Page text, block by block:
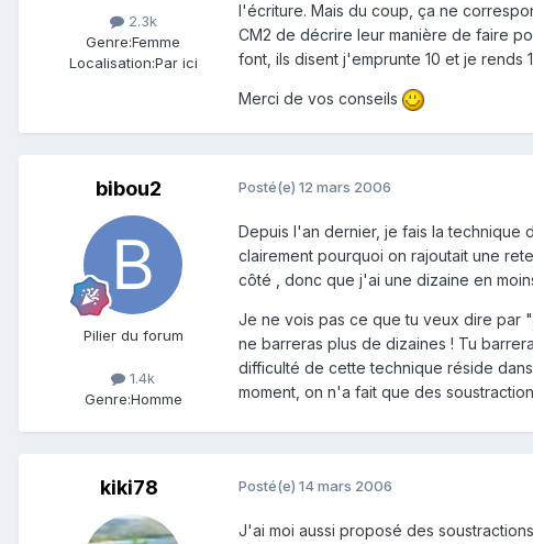
2.3k
Genre:Femme
Localisation:Par ici
l'écriture. Mais du coup, ça ne
CM2 de décrire leur manière de faire
font, ils disent j'emprunte 10 et je rends
Merci de vos conseils
bibou2
Pilier du forum
1.4k
Genre:Homme
Posté(e) 12 mars 2006
Depuis l'an dernier, je fais la
clairement pourquoi on rajoutait une
côté , donc que j'ai une dizaine en
Je ne vois pas ce que tu veux dire par
ne barreras plus de dizaines ! Tu
difficulté de cette technique réside
moment, on n'a fait que des
kiki78 Posté(e) 14 mars 2006
J'ai moi aussi proposé des